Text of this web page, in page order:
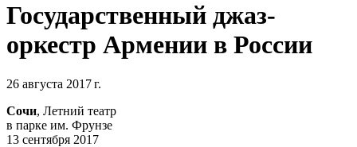
Государственный джаз-
оркестр Армении в России
26 августа 2017 г.
Сочи, Летний театр
в парке им. Фрунзе
13 сентября 2017